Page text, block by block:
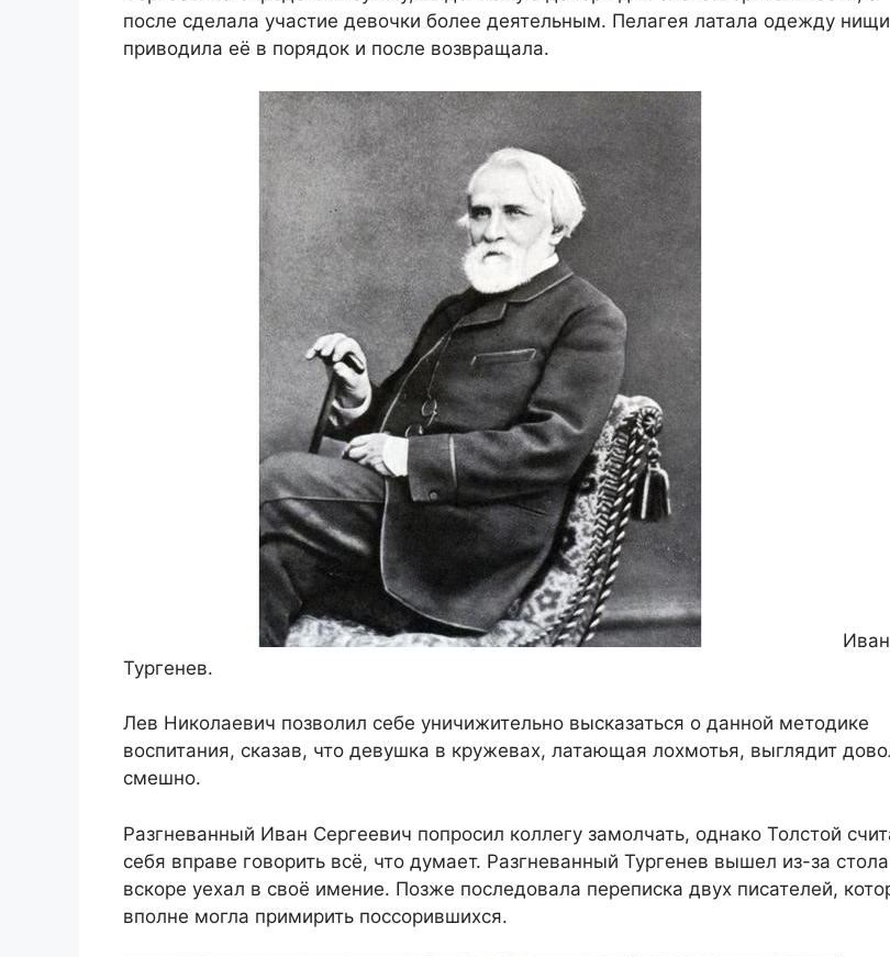
после сделала участие девочки более деятельным. Пелагея латала одежду
приводила её в порядок и после возвращала.
Иван
Тургенев.
Лев Николаевич позволил себе уничижительно высказаться о данной методике
воспитания, сказав, что девушка в кружевах, латающая лохмотья, выглядит
смешно.
Разгневанный Иван Сергеевич попросил коллегу замолчать, однако Толстой
себя вправе говорить всё, что думает. Разгневанный Тургенев вышел из-за
вскоре уехал в своё имение. Позже последовала переписка двух писателей,
вполне могла примирить поссорившихся.